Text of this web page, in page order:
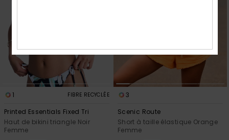
1 FIBRE RECYCLÉE
Printed Essentials Fixed Tri
Haut de bikini triangle Noir
Femme
3
Scenic Route
Short à taille élastique Orange
Femme